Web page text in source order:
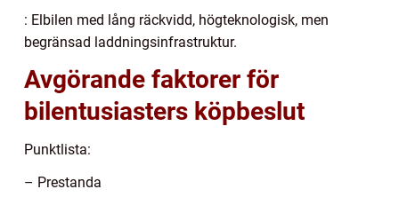
: Elbilen med lång räckvidd, högteknologisk, men
begränsad laddningsinfrastruktur.
Avgörande faktorer för
bilentusiasters köpbeslut
Punktlista:
– Prestanda